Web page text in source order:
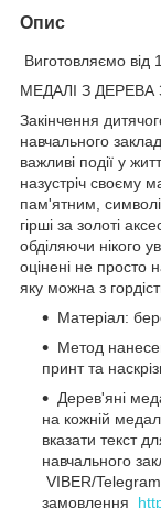
Опис
Виготовляємо від
МЕДАЛІ З
Закінчення
навчального
важливі події у
назустріч своєму
пам'ятним,
гірші за золоті
обділяючи нікого
оцінені не просто
яку можна з
Матеріал:
Метод
принт та
Дерев'яні
на кожній
вказати текст
навчального
VIBER/
замовлення